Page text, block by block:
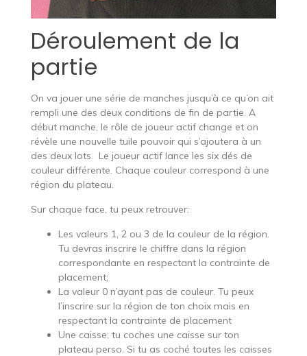
Déroulement de la
partie
On va jouer une série de manches jusqu’à ce qu’on ait
rempli une des deux conditions de fin de partie. A
début manche, le rôle de joueur actif change et on
révèle une nouvelle tuile pouvoir qui s’ajoutera à un
des deux lots. Le joueur actif lance les six dés de
couleur différente. Chaque couleur correspond à une
région du plateau.
Sur chaque face, tu peux retrouver:
Les valeurs 1, 2 ou 3 de la couleur de la région.
Tu devras inscrire le chiffre dans la région
correspondante en respectant la contrainte de
placement;
La valeur 0 n’ayant pas de couleur. Tu peux
l’inscrire sur la région de ton choix mais en
respectant la contrainte de placement
Une caisse: tu coches une caisse sur ton
plateau perso. Si tu as coché toutes les caisses